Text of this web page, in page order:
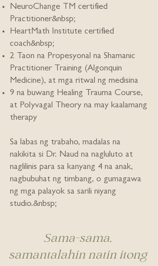
NeuroChange TM certified
Practitioner&nbsp;
HeartMath Institute certified
coach&nbsp;
2 Taon na Propesyonal na Shamanic
Practitioner Training (Algonquin
Medicine), at mga ritwal ng medisina
9 na buwang Healing Trauma Course,
at Polyvagal Theory na may kaalamang
therapy
Sa labas ng trabaho, madalas na
nakikita si Dr. Naud na nagluluto at
naglilinis para sa kanyang 4 na anak,
nagbubuhat ng timbang, o gumagawa
ng mga palayok sa sarili niyang
studio.&nbsp;
Sama-sama,
samantalahin natin itong